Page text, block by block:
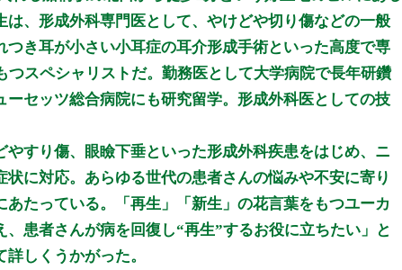
、形成外科専門医として、やけどや切り傷などの一般
き耳が小さい小耳症の耳介形成手術といった高度で専
スペシャリストだ。勤務医として大学病院で長年研鑽
セッツ総合病院にも研究留学。形成外科医としての技
すり傷、眼瞼下垂といった形成外科疾患をはじめ、ニ
に対応。あらゆる世代の患者さんの悩みや不安に寄り
たっている。「再生」「新生」の花言葉をもつユーカ
患者さんが病を回復し“再生”するお役に立ちたい」と
しくうかがった。